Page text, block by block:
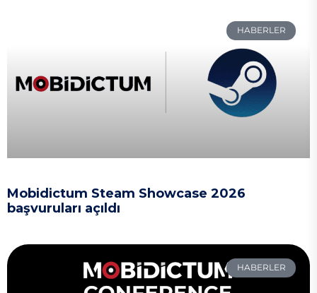
HABERLER
Mobidictum Steam Showcase 2026
başvuruları açıldı
HABERLER